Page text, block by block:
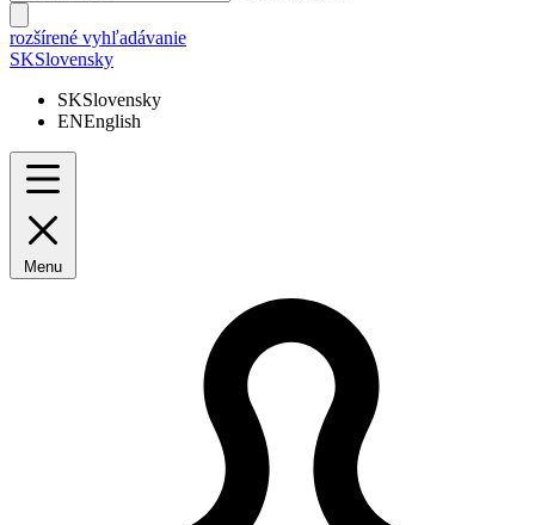
rozšírené vyhľadávanie
SKSlovensky
SKSlovensky
ENEnglish
Menu